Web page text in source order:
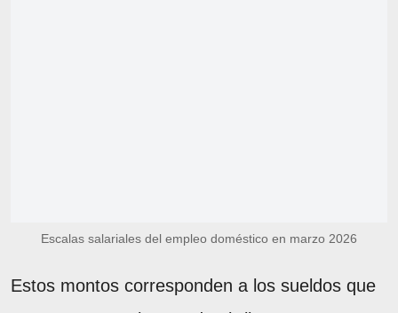
Escalas salariales del empleo doméstico en marzo 2026
Estos montos corresponden a los sueldos que